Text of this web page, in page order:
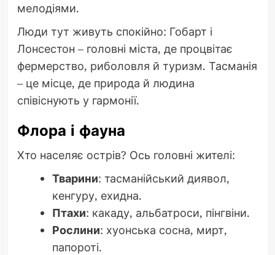
мелодіями.
Люди тут живуть спокійно: Гобарт і
Лонсестон – головні міста, де процвітає
фермерство, риболовля й туризм. Тасманія
– це місце, де природа й людина
співіснують у гармонії.
Флора і фауна
Хто населяє острів? Ось головні жителі:
Тварини: тасманійський диявол,
кенгуру, ехидна.
Птахи: какаду, альбатроси, пінгвіни.
Рослини: хуонська сосна, мирт,
папороті.